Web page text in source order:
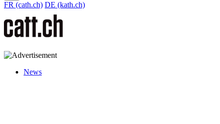
FR (cath.ch) DE (kath.ch)
News